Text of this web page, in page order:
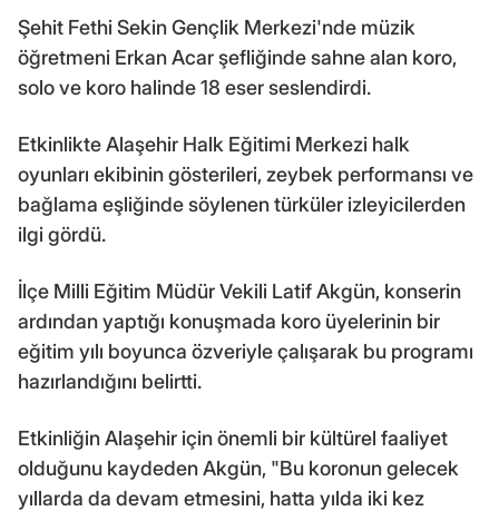
Şehit Fethi Sekin Gençlik Merkezi'nde müzik
öğretmeni Erkan Acar şefliğinde sahne alan koro,
solo ve koro halinde 18 eser seslendirdi.
Etkinlikte Alaşehir Halk Eğitimi Merkezi halk
oyunları ekibinin gösterileri, zeybek performansı ve
bağlama eşliğinde söylenen türküler izleyicilerden
ilgi gördü.
İlçe Milli Eğitim Müdür Vekili Latif Akgün, konserin
ardından yaptığı konuşmada koro üyelerinin bir
eğitim yılı boyunca özveriyle çalışarak bu programı
hazırlandığını belirtti.
Etkinliğin Alaşehir için önemli bir kültürel faaliyet
olduğunu kaydeden Akgün, "Bu koronun gelecek
yıllarda da devam etmesini, hatta yılda iki kez